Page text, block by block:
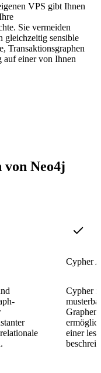
VPS gibt Ihnen
Sie vermeiden
gleichzeitig sensible
Transaktionsgraphen
auf einer von Ihnen
Neo4j
Cypher
Cypher
Graphen
einer